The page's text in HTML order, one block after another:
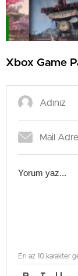
Xbox Game
En az 10 karakter